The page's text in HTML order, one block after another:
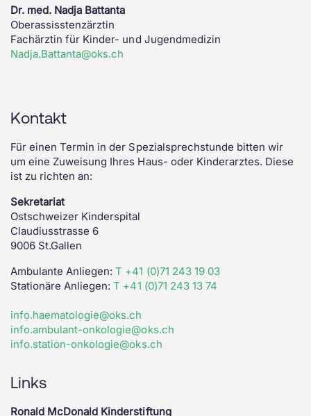
Dr. med. Nadja Battanta
Oberassisstenzärztin
Fachärztin für Kinder- und Jugendmedizin
Nadja.Battanta@oks.ch
Kontakt
Für einen Termin in der Spezialsprechstunde bitten wir
um eine Zuweisung Ihres Haus- oder Kinderarztes. Diese
ist zu richten an:
Sekretariat
Ostschweizer Kinderspital
Claudiusstrasse 6
9006 St.Gallen
Ambulante Anliegen:T +41 (0)71 243 19 03
Stationäre Anliegen:T +41 (0)71 243 13 74
info.haematologie@oks.ch
info.ambulant-onkologie@oks.ch
info.station-onkologie@oks.ch
Links
Ronald McDonald Kinderstiftung